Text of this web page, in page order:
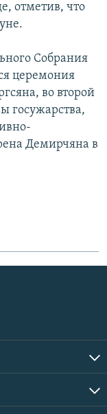
отметив, что
Собрания
церемония
во второй
госужарства,
Демирчяна в